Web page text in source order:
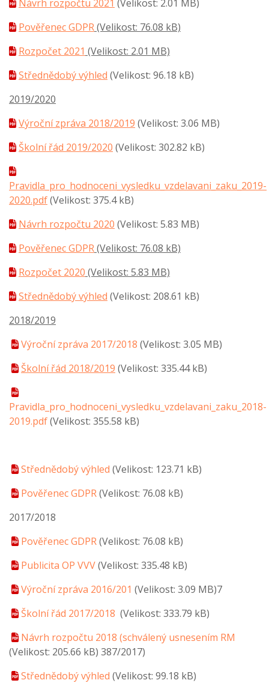
Návrh rozpočtu 2021 (Velikost: 2.01 MB)
Pověřenec GDPR(Velikost: 76.08 kB)
Rozpočet 2021 (Velikost: 2.01 MB)
Střednědobý výhled (Velikost: 96.18 kB)
2019/2020
Výroční zpráva 2018/2019 (Velikost: 3.06 MB)
Školní řád 2019/2020 (Velikost: 302.82 kB)
Pravidla_pro_hodnoceni_vysledku_vzdelavani_zaku_2019-
2020.pdf(Velikost: 375.4 kB)
Návrh rozpočtu 2020 (Velikost: 5.83 MB)
Pověřenec GDPR(Velikost: 76.08 kB)
Rozpočet 2020 (Velikost: 5.83 MB)
Střednědobý výhled (Velikost: 208.61 kB)
2018/2019
Výroční zpráva 2017/2018 (Velikost: 3.05 MB)
Školní řád 2018/2019 (Velikost: 335.44 kB)
Pravidla_pro_hodnoceni_vysledku_vzdelavani_zaku_2018-
2019.pdf(Velikost: 355.58 kB)
Střednědobý výhled (Velikost: 123.71 kB)
Pověřenec GDPR(Velikost: 76.08 kB)
2017/2018
Pověřenec GDPR(Velikost: 76.08 kB)
Publicita OP VVV(Velikost: 335.48 kB)
Výroční zpráva 2016/201 (Velikost: 3.09 MB)7
Školní řád 2017/2018 (Velikost: 333.79 kB)
Návrh rozpočtu 2018 (schválený usnesením RM
(Velikost: 205.66 kB) 387/2017)
Střednědobý výhled (Velikost: 99.18 kB)